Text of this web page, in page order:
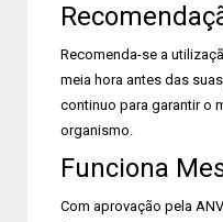
Recomenda-se a
meia hora antes das
continuo para garantir o
organismo.
Funciona
Com aprovação pela